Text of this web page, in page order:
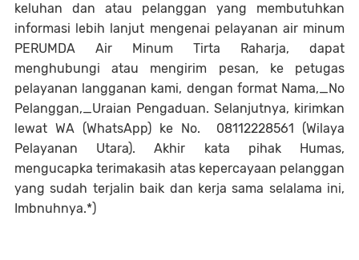
keluhan dan atau pelanggan yang membutuhkan
informasi lebih lanjut mengenai pelayanan air minum
PERUMDA Air Minum Tirta Raharja, dapat
menghubungi atau mengirim pesan, ke petugas
pelayanan langganan kami, dengan format Nama,_No
Pelanggan,_Uraian Pengaduan. Selanjutnya, kirimkan
lewat WA (WhatsApp) ke No. 08112228561 (Wilaya
Pelayanan Utara). Akhir kata pihak Humas,
mengucapka terimakasih atas kepercayaan pelanggan
yang sudah terjalin baik dan kerja sama selalama ini,
Imbnuhnya.*)